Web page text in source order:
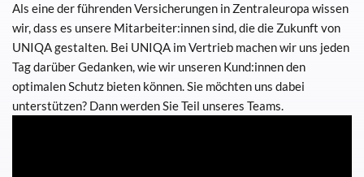
Als eine der führenden Versicherungen in Zentraleuropa wissen
wir, dass es unsere Mitarbeiter:innen sind, die die Zukunft von
UNIQA gestalten. Bei UNIQA im Vertrieb machen wir uns jeden
Tag darüber Gedanken, wie wir unseren Kund:innen den
optimalen Schutz bieten können. Sie möchten uns dabei
unterstützen? Dann werden Sie Teil unseres Teams.